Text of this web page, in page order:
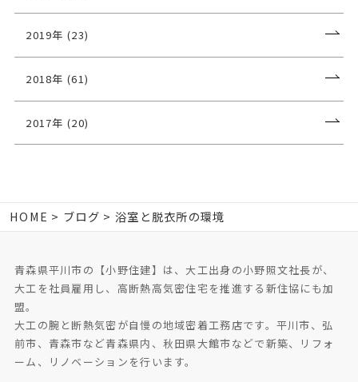
2019年 (23)
2018年 (61)
2017年 (20)
HOME ブログ 浴室と脱衣所の環境
青森県平川市の【小野住建】は、大工出身の小野照文社長が、
大工を社員雇用し、高断熱高気密住宅を推進する新住協にも加
盟。
大工の腕と断熱気密が自慢の地域密着工務店です。平川市、弘
前市、青森市など青森県内、秋田県大館市などで新築、リフォ
ーム、リノベーションを行います。